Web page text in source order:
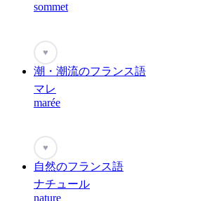
sommet
♥
潮・潮流のフランス語
マレ
marée
♥
自然のフランス語
ナチュール
nature